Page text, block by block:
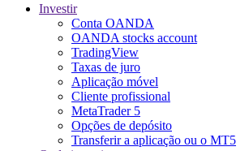
Investir
Conta OANDA
OANDA stocks account
TradingView
Taxas de juro
Aplicação móvel
Cliente profissional
MetaTrader 5
Opções de depósito
Transferir a aplicação ou o MT5